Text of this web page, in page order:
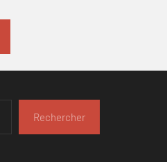
Rechercher